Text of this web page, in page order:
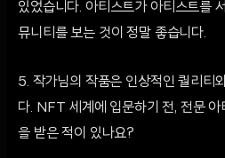
있었습니다. 아티스트가 아티스트를
뮤니티를 보는 것이 정말 좋습니다.
5. 작가님의 작품은 인상적인 퀄리티
다. NFT 세계에 입문하기 전, 전문
을 받은 적이 있나요?